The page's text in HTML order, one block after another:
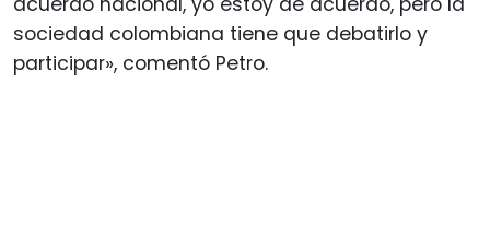
sociedad colombiana tiene que debatirlo y
participar», comentó Petro.